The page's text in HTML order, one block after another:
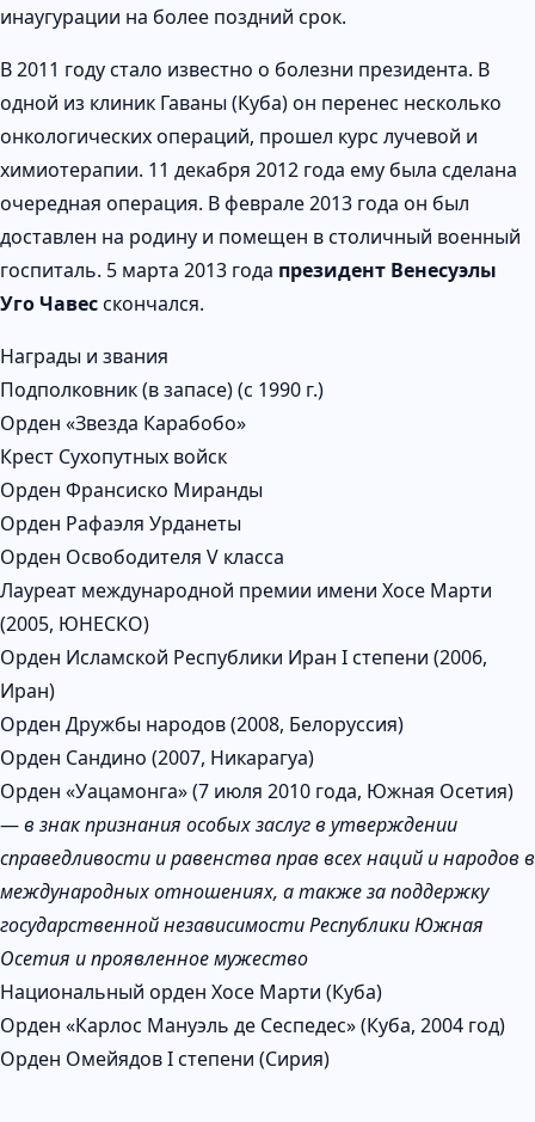
инаугурации на более поздний срок.
В 2011 году стало известно о болезни президента. В
одной из клиник Гаваны (Куба) он перенес несколько
онкологических операций, прошел курс лучевой и
химиотерапии. 11 декабря 2012 года ему была сделана
очередная операция. В феврале 2013 года он был
доставлен на родину и помещен в столичный военный
госпиталь. 5 марта 2013 года президент Венесуэлы
Уго Чавесскончался.
Награды и звания
Подполковник (в запасе) (с 1990 г.)
Орден «Звезда Карабобо»
Крест Сухопутных войск
Орден Франсиско Миранды
Орден Рафаэля Урданеты
Орден Освободителя V класса
Лауреат международной премии имени Хосе Марти
(2005, ЮНЕСКО)
Орден Исламской Республики Иран I степени (2006,
Иран)
Орден Дружбы народов (2008, Белоруссия)
Орден Сандино (2007, Никарагуа)
Орден «Уацамонга» (7 июля 2010 года, Южная Осетия)
—в знак признания особых заслуг в утверждении
справедливости и равенства прав всех наций и народов в
международных отношениях, а также за поддержку
государственной независимости Республики Южная
Осетия и проявленное мужество
Национальный орден Хосе Марти (Куба)
Орден «Карлос Мануэль де Сеспедес» (Куба, 2004 год)
Орден Омейядов I степени (Сирия)